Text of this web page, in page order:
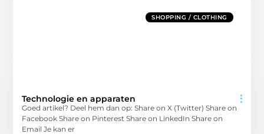
SHOPPING / CLOTHING
Technologie en apparaten
Goed artikel? Deel hem dan op: Share on X (Twitter) Share on
Facebook Share on Pinterest Share on LinkedIn Share on
Email Je kan er